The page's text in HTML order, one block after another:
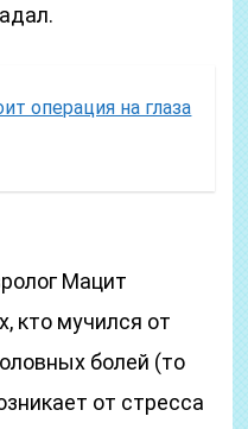
операция на глаза
Мацит
кто мучился от
болей (то
от стресса